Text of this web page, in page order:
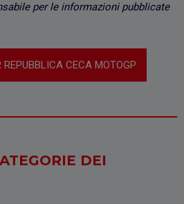
per le informazioni pubblicate
CECA MOTOGP
DEI